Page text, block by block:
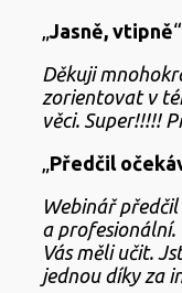
Jasně, vtipně“
Děkuji
zorientovat v
věci. Super!!!!!
Předčil
Webinář
a profesionální.
Vás měli učit.
jednou díky za